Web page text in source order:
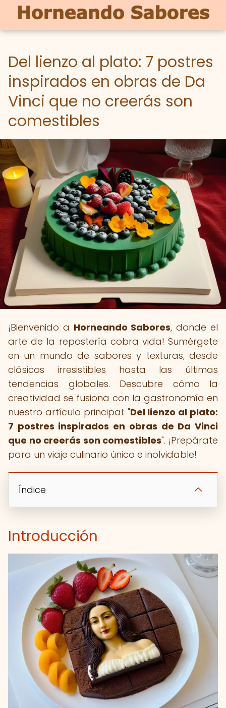
Del lienzo al plato: 7 postres
inspirados en obras de Da
Vinci que no creerás son
comestibles
¡Bienvenido a Horneando Sabores, donde el
arte de la repostería cobra vida! Sumérgete
en un mundo de sabores y texturas, desde
clásicos irresistibles hasta las últimas
tendencias globales. Descubre cómo la
creatividad se fusiona con la gastronomía en
nuestro artículo principal: "Del lienzo al plato:
7 postres inspirados en obras de Da Vinci
que no creerás son comestibles". ¡Prepárate
para un viaje culinario único e inolvidable!
Índice
Introducción